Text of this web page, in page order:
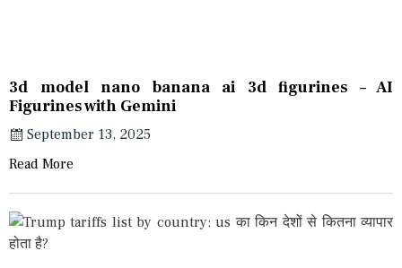
3d model nano banana ai 3d figurines – AI
Figurines with Gemini
September 13, 2025
Read More